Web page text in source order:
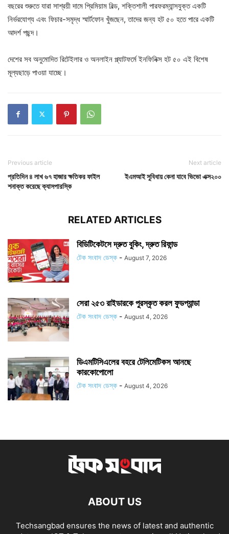
বছরের শুরুতে যারা সাশ্রয়ী দামে প্রিমিয়াম বিল্ড, শক্তিশালী পারফরম্যান্সযুক্ত একটি
নির্ভরযোগ্য এবং ফিচার-সমৃদ্ধ স্মার্টফোন খুঁজছেন, তাদের জন্য হট ৫০ হতে পারে একটি
আদর্শ পছন্দ।
দেশের সব অনুমোদিত রিটেইলার ও অনলাইন প্ল্যাটফর্মে ইনফিনিক্স হট ৫০ এই বিশেষ
মূল্যছাড়ে পাওয়া যাচ্ছে।
Previous article
প্রতিদিন ৪ লাখ ৬৭ হাজার ক্ষতিকর ফাইল
শনাক্ত করেছে ক্যাসপারস্কি
Next article
ইএমআই সুবিধায় কেনা যাবে ভিভো এক্স২০০
RELATED ARTICLES
বিডিটিকেটসে দ্রুত বুকিং, দ্রুত রিফান্ড
টেক সংবাদ ডেস্ক - August 7, 2026
সেরা ২৫৩ রাইডারকে পুরস্কৃত করল ফুডপ্যান্ডা
টেক সংবাদ ডেস্ক - August 4, 2026
ডিএমটিসিএলের বহরে টেলিমেটিকস আনছে
কারকোপোলো
টেক সংবাদ ডেস্ক - August 4, 2026
ABOUT US
Techsangbad ensures the news of latest and authentic